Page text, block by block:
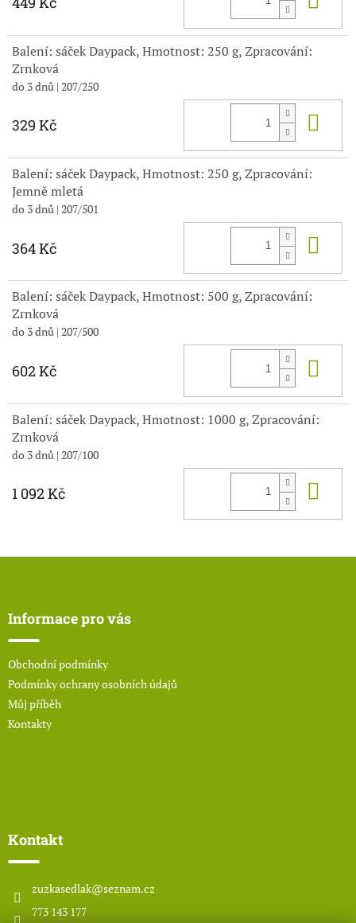
Balení: sáček Daypack, Hmotnost: 250 g, Zpracování:
Zrnková
do 3 dnů | 207/250
329 Kč
Balení: sáček Daypack, Hmotnost: 250 g, Zpracování:
Jemně mletá
do 3 dnů | 207/501
364 Kč
Balení: sáček Daypack, Hmotnost: 500 g, Zpracování:
Zrnková
do 3 dnů | 207/500
602 Kč
Balení: sáček Daypack, Hmotnost: 1000 g, Zpracování:
Zrnková
do 3 dnů | 207/100
1 092 Kč
Informace pro vás
Obchodní podmínky
Podmínky ochrany osobních údajů
Můj příběh
Kontakty
Kontakt
zuzkasedlak@seznam.cz
773 143 177